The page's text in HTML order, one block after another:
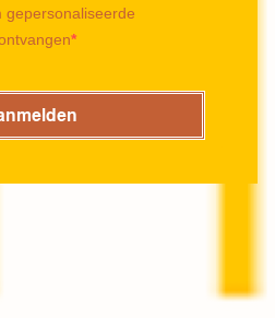
gepersonaliseerde